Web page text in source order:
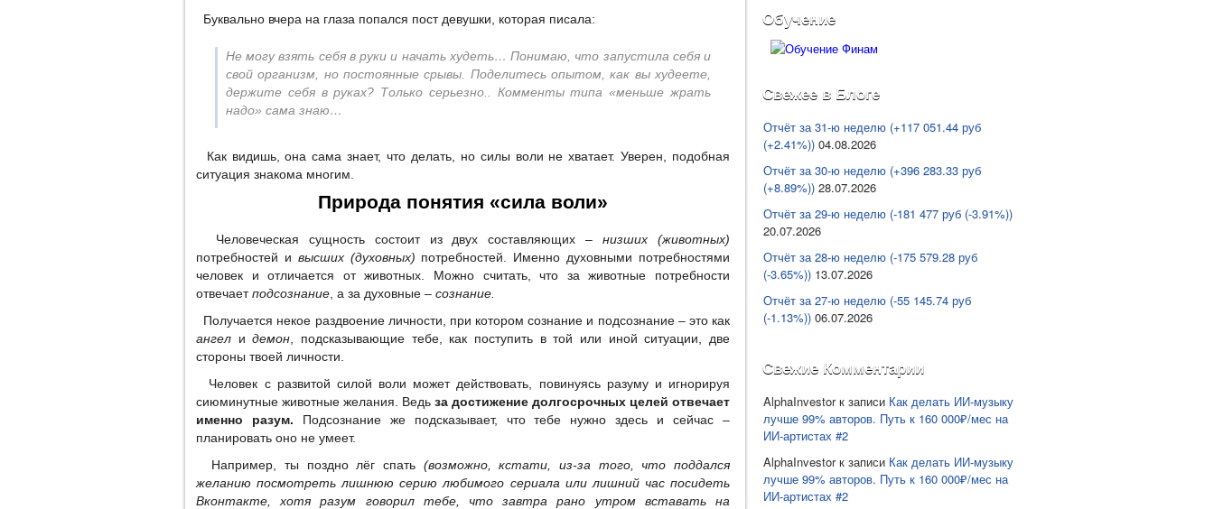
Буквально вчера на глаза попался пост девушки, которая писала:
Не могу взять себя в руки и начать худеть… Понимаю, что запустила себя и
свой организм, но постоянные срывы. Поделитесь опытом, как вы худеете,
держите себя в руках? Только серьезно.. Комменты типа «меньше жрать
надо» сама знаю…
Как видишь, она сама знает, что делать, но силы воли не хватает. Уверен, подобная
ситуация знакома многим.
Природа понятия «сила воли»
Человеческая сущность состоит из двух составляющих –низших (животных)
потребностей и высших (духовных) потребностей. Именно духовными потребностями
человек и отличается от животных. Можно считать, что за животные потребности
отвечаетподсознание , а за духовные – сознание.
Получается некое раздвоение личности, при котором сознание и подсознание – это как
ангел идемон , подсказывающие тебе, как поступить в той или иной ситуации, две
стороны твоей личности.
Человек с развитой силой воли может действовать, повинуясь разуму и игнорируя
сиюминутные животные желания. Ведь за достижение долгосрочных целей отвечает
именно разум. Подсознание же подсказывает, что тебе нужно здесь и сейчас –
планировать оно не умеет.
Например, ты поздно лёг спать (возможно, кстати, из-за того, что поддался
желанию посмотреть лишнюю серию любимого сериала или лишний час посидеть
Вконтакте, хотя разум говорил тебе, что завтра рано утром вставать на
Обучение
Свежее в Блоге
Отчёт за 31-ю неделю (+117 051.44 руб
(+2.41%)) 04.08.2026
Отчёт за 30-ю неделю (+396 283.33 руб
(+8.89%)) 28.07.2026
Отчёт за 29-ю неделю (-181 477 руб (-3.91%))
20.07.2026
Отчёт за 28-ю неделю (-175 579.28 руб
(-3.65%)) 13.07.2026
Отчёт за 27-ю неделю (-55 145.74 руб
(-1.13%)) 06.07.2026
Свежие Комментарии
AlphaInvestorк записи Как делать ИИ-музыку
лучше 99% авторов. Путь к 160 000₽/мес на
ИИ-артистах #2
AlphaInvestorк записи Как делать ИИ-музыку
лучше 99% авторов. Путь к 160 000₽/мес на
ИИ-артистах #2